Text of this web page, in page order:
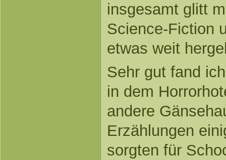
insgesamt glitt
Science-Fiction
etwas weit
Sehr gut fand
in dem
andere
Erzählungen
sorgten für